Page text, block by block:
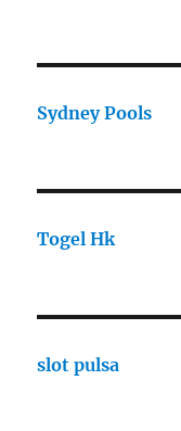
Sydney Pools
Togel Hk
slot pulsa